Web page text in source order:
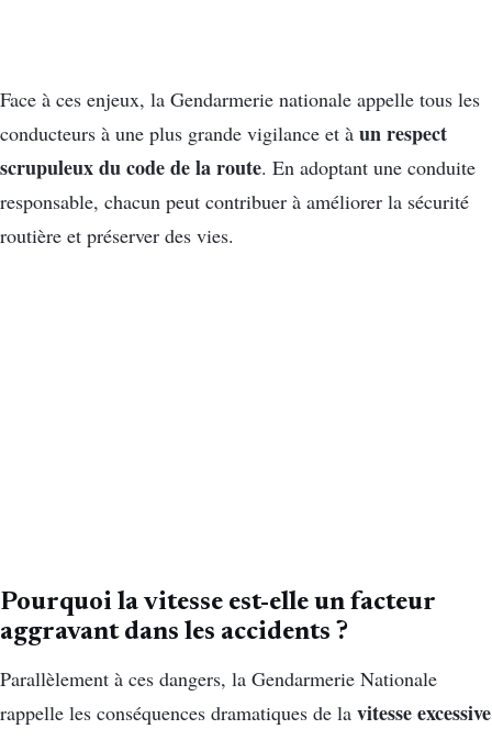
Face à ces enjeux, la Gendarmerie nationale appelle tous les
conducteurs à une plus grande vigilance et à un respect
scrupuleux du code de la route. En adoptant une conduite
responsable, chacun peut contribuer à améliorer la sécurité
routière et préserver des vies.
Pourquoi la vitesse est-elle un facteur
aggravant dans les accidents ?
Parallèlement à ces dangers, la Gendarmerie Nationale
rappelle les conséquences dramatiques de la vitesse excessive